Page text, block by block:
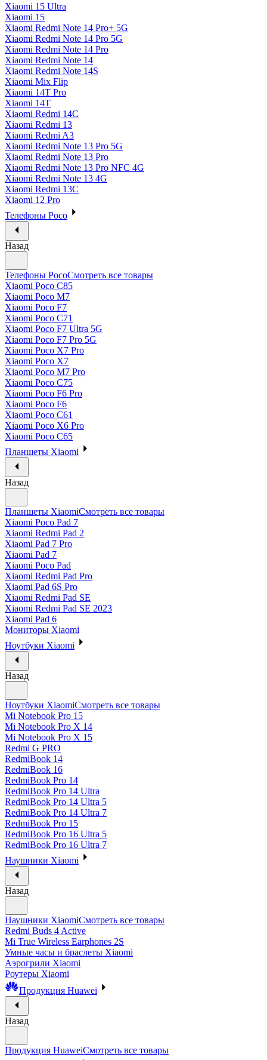
Xiaomi 15 Ultra
Xiaomi 15
Xiaomi Redmi Note 14 Pro+ 5G
Xiaomi Redmi Note 14 Pro 5G
Xiaomi Redmi Note 14 Pro
Xiaomi Redmi Note 14
Xiaomi Redmi Note 14S
Xiaomi Mix Flip
Xiaomi 14T Pro
Xiaomi 14T
Xiaomi Redmi 14C
Xiaomi Redmi 13
Xiaomi Redmi A3
Xiaomi Redmi Note 13 Pro 5G
Xiaomi Redmi Note 13 Pro
Xiaomi Redmi Note 13 Pro NFC 4G
Xiaomi Redmi Note 13 4G
Xiaomi Redmi 13C
Xiaomi 12 Pro
Телефоны Poco
Назад
Телефоны PocoСмотреть все товары
Xiaomi Poco C85
Xiaomi Poco M7
Xiaomi Poco F7
Xiaomi Poco C71
Xiaomi Poco F7 Ultra 5G
Xiaomi Poco F7 Pro 5G
Xiaomi Poco X7 Pro
Xiaomi Poco X7
Xiaomi Poco M7 Pro
Xiaomi Poco C75
Xiaomi Poco F6 Pro
Xiaomi Poco F6
Xiaomi Poco C61
Xiaomi Poco X6 Pro
Xiaomi Poco C65
Планшеты Xiaomi
Назад
Планшеты XiaomiСмотреть все товары
Xiaomi Poco Pad 7
Xiaomi Redmi Pad 2
Xiaomi Pad 7 Pro
Xiaomi Pad 7
Xiaomi Poco Pad
Xiaomi Redmi Pad Pro
Xiaomi Pad 6S Pro
Xiaomi Redmi Pad SE
Xiaomi Redmi Pad SE 2023
Xiaomi Pad 6
Мониторы Xiaomi
Ноутбуки Xiaomi
Назад
Ноутбуки XiaomiСмотреть все товары
Mi Notebook Pro 15
Mi Notebook Pro X 14
Mi Notebook Pro X 15
Redmi G PRO
RedmiBook 14
RedmiBook 16
RedmiBook Pro 14
RedmiBook Pro 14 Ultra
RedmiBook Pro 14 Ultra 5
RedmiBook Pro 14 Ultra 7
RedmiBook Pro 15
RedmiBook Pro 16 Ultra 5
RedmiBook Pro 16 Ultra 7
Наушники Xiaomi
Назад
Наушники XiaomiСмотреть все товары
Redmi Buds 4 Active
Mi True Wireless Earphones 2S
Умные часы и браслеты Xiaomi
Аэрогрили Xiaomi
Роутеры Xiaomi
Продукция Huawei
Назад
Продукция HuaweiСмотреть все товары